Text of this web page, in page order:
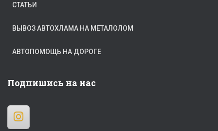
СТАТЬИ
ВЫВОЗ АВТОХЛАМА НА МЕТАЛОЛОМ
АВТОПОМОЩЬ НА ДОРОГЕ
Подпишись на нас